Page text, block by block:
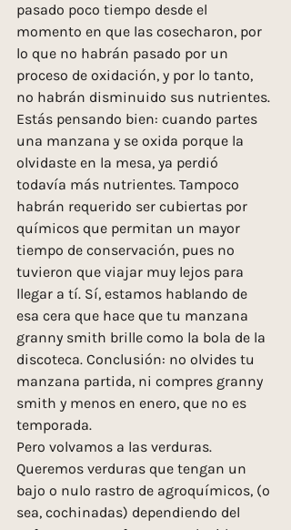
pasado poco tiempo desde el
momento en que las cosecharon, por
lo que no habrán pasado por un
proceso de oxidación, y por lo tanto,
no habrán disminuido sus nutrientes.
Estás pensando bien: cuando partes
una manzana y se oxida porque la
olvidaste en la mesa, ya perdió
todavía más nutrientes. Tampoco
habrán requerido ser cubiertas por
químicos que permitan un mayor
tiempo de conservación, pues no
tuvieron que viajar muy lejos para
llegar a tí. Sí, estamos hablando de
esa cera que hace que tu manzana
granny smith brille como la bola de la
discoteca. Conclusión: no olvides tu
manzana partida, ni compres granny
smith y menos en enero, que no es
temporada.
Pero volvamos a las verduras.
Queremos verduras que tengan un
bajo o nulo rastro de agroquímicos, (o
sea, cochinadas) dependiendo del